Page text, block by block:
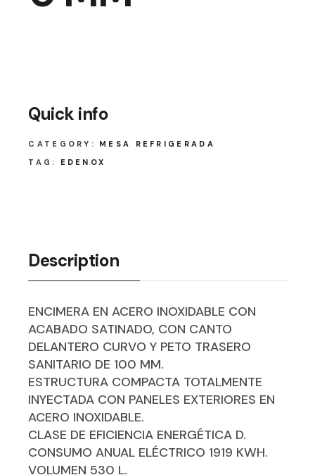
Quick info
CATEGORY:
MESA REFRIGERADA
TAG:
EDENOX
Description
ENCIMERA EN ACERO INOXIDABLE CON
ACABADO SATINADO, CON CANTO
DELANTERO CURVO Y PETO TRASERO
SANITARIO DE 100 MM.
ESTRUCTURA COMPACTA TOTALMENTE
INYECTADA CON PANELES EXTERIORES EN
ACERO INOXIDABLE.
CLASE DE EFICIENCIA ENERGÉTICA D.
CONSUMO ANUAL ELÉCTRICO 1919 KWH.
VOLUMEN 530 L.